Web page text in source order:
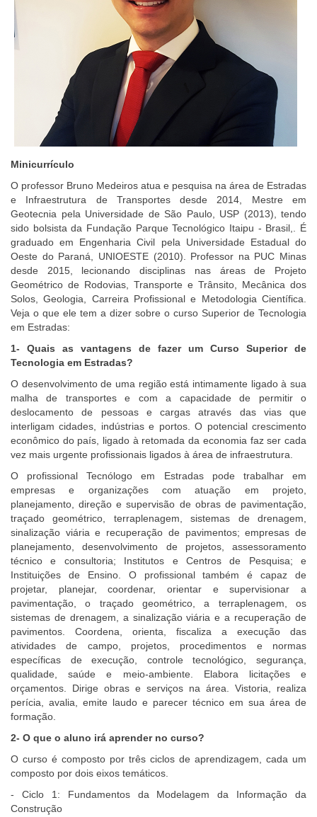
Minicurrículo
O professor Bruno Medeiros atua e pesquisa na área de Estradas
e Infraestrutura de Transportes desde 2014, Mestre em
Geotecnia pela Universidade de São Paulo, USP (2013), tendo
sido bolsista da Fundação Parque Tecnológico Itaipu - Brasil,. É
graduado em Engenharia Civil pela Universidade Estadual do
Oeste do Paraná, UNIOESTE (2010). Professor na PUC Minas
desde 2015, lecionando disciplinas nas áreas de Projeto
Geométrico de Rodovias, Transporte e Trânsito, Mecânica dos
Solos, Geologia, Carreira Profissional e Metodologia Científica.
Veja o que ele tem a dizer sobre o curso Superior de Tecnologia
em Estradas:
1- Quais as vantagens de fazer um Curso Superior de
Tecnologia em Estradas?
O desenvolvimento de uma região está intimamente ligado à sua
malha de transportes e com a capacidade de permitir o
deslocamento de pessoas e cargas através das vias que
interligam cidades, indústrias e portos. O potencial crescimento
econômico do país, ligado à retomada da economia faz ser cada
vez mais urgente profissionais ligados à área de infraestrutura.
O profissional Tecnólogo em Estradas pode trabalhar em
empresas e organizações com atuação em projeto,
planejamento, direção e supervisão de obras de pavimentação,
traçado geométrico, terraplenagem, sistemas de drenagem,
sinalização viária e recuperação de pavimentos; empresas de
planejamento, desenvolvimento de projetos, assessoramento
técnico e consultoria; Institutos e Centros de Pesquisa; e
Instituições de Ensino. O profissional também é capaz de
projetar, planejar, coordenar, orientar e supervisionar a
pavimentação, o traçado geométrico, a terraplenagem, os
sistemas de drenagem, a sinalização viária e a recuperação de
pavimentos. Coordena, orienta, fiscaliza a execução das
atividades de campo, projetos, procedimentos e normas
específicas de execução, controle tecnológico, segurança,
qualidade, saúde e meio-ambiente. Elabora licitações e
orçamentos. Dirige obras e serviços na área. Vistoria, realiza
perícia, avalia, emite laudo e parecer técnico em sua área de
formação.
2- O que o aluno irá aprender no curso?
O curso é composto por três ciclos de aprendizagem, cada um
composto por dois eixos temáticos.
- Ciclo 1: Fundamentos da Modelagem da Informação da
Construção